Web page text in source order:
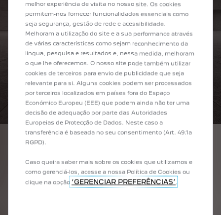
PEUGEOT E-EXPERT
Transforme o seu olhar com a Nova Expert elétrica,
colocando a sua empresa em um novo patamar de
mobilidade. Com zero emissões, sem ruídos e vibrações.
melhor experiência de visita no nosso site. Os cookies
permitem-nos fornecer funcionalidades essenciais como
seja segurança, gestão de rede e acessibilidade.
Melhoram a utilização do site e a sua performance através
de várias características como sejam reconhecimento da
língua, pesquisa e resultados e, nessa medida, melhoram
o que lhe oferecemos. O nosso site pode também utilizar
cookies de terceiros para envio de publicidade que seja
relevante para si. Alguns cookies podem ser processados
por terceiros localizados em países fora do Espaço
Económico Europeu (EEE) que podem ainda não ter uma
decisão de adequação por parte das Autoridades
Europeias de Protecção de Dados. Neste caso a
transferência é baseada no seu consentimento (Art. 49.1a
RGPD).
Caso queira saber mais sobre os cookies que utilizamos e
como gerenciá-los, acesse a nossa Política de Cookies ou
clique na opção ‘GERENCIAR PREFERÊNCIAS’.